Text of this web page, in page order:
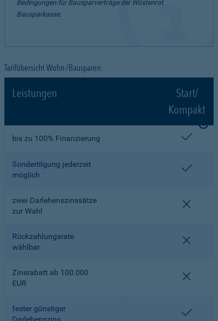
Bedingungen für Bausparverträge der Wüstenrot
Bausparkasse.
Tarifübersicht Wohn-/Bausparen
Leistungen
Start/
Kompakt
bis zu 100% Finanzierung
Sondertilgung jederzeit
möglich
zwei Darlehenszinssätze
zur Wahl
Rückzahlungsrate
wählbar
Zinsrabatt ab 100.000
EUR
fester günstiger